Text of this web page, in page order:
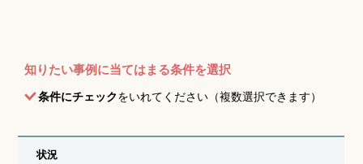
知りたい事例に当てはまる条件を選択
条件にチェックをいれてください（複数選択できます）
状況